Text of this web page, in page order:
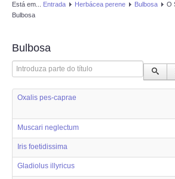
ENTRADA
PLANTAE
MAGNOLIOPHYTAE
FUNGI
ANIMALIA
Está em... Entrada Herbácea perene Bulbosa
O
Bulbosa
Bulbosa
Introduza parte do título
Oxalis pes-caprae
Muscari neglectum
Iris foetidissima
Gladiolus illyricus